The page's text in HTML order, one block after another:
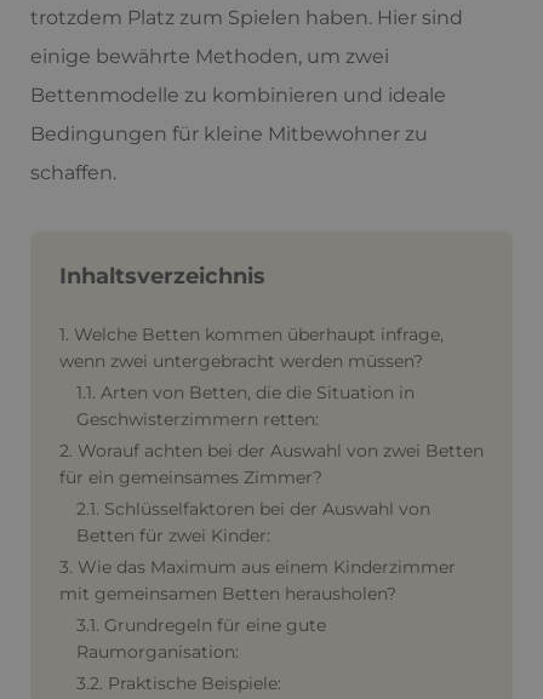
trotzdem Platz zum Spielen haben. Hier sind
einige bewährte Methoden, um zwei
Bettenmodelle zu kombinieren und ideale
Bedingungen für kleine Mitbewohner zu
schaffen.
Inhaltsverzeichnis
1. Welche Betten kommen überhaupt infrage,
wenn zwei untergebracht werden müssen?
1.1. Arten von Betten, die die Situation in
Geschwisterzimmern retten:
2. Worauf achten bei der Auswahl von zwei Betten
für ein gemeinsames Zimmer?
2.1. Schlüsselfaktoren bei der Auswahl von
Betten für zwei Kinder:
3. Wie das Maximum aus einem Kinderzimmer
mit gemeinsamen Betten herausholen?
3.1. Grundregeln für eine gute
Raumorganisation:
3.2. Praktische Beispiele: